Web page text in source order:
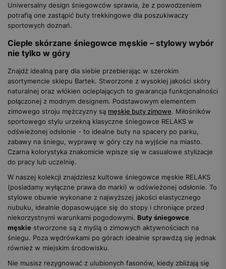
Uniwersalny design śniegowców sprawia, że z powodzeniem
potrafią one zastąpić buty trekkingowe dla poszukiwaczy
sportowych doznań.
Ciepłe skórzane śniegowce męskie – stylowy wybór
nie tylko w góry
Znajdź idealną parę dla siebie przebierając w szerokim
asortymencie sklepu Bartek. Stworzone z wysokiej jakości skóry
naturalnej oraz włókien ocieplających to gwarancja funkcjonalności
połączonej z modnym designem. Podstawowym elementem
zimowego stroju mężczyzny są męskie buty zimowe. Miłośników
sportowego stylu urzekną klasyczne śniegowce RELAKS w
odświeżonej odsłonie - to idealne buty na spacery po parku,
zabawy na śniegu, wyprawę w góry czy na wyjście na miasto.
Czarna kolorystyka znakomicie wpisze się w casualowe stylizacje
do pracy lub uczelnię.
W naszej kolekcji znajdziesz kultowe śniegowce męskie RELAKS
(posiadamy wyłączne prawa do marki) w odświeżonej odsłonie. To
stylowe obuwie wykonane z najwyższej jakości elastycznego
nubuku, idealnie dopasowujące się do stopy i chroniące przed
niekorzystnymi warunkami pogodowymi. Buty śniegowce
męskie stworzone są z myślą o zimowych aktywnościach na
śniegu. Poza wędrówkami po górach idealnie sprawdzą się jednak
również w miejskim środowisku.
Nie musisz rezygnować z ulubionych fasonów, kiedy zbliżają się